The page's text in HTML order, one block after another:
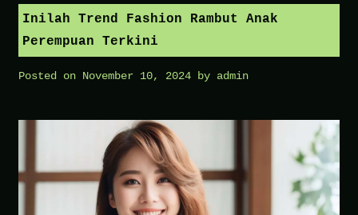
Inilah Trend Fashion Rambut Anak
Perempuan Terkini
Posted on November 10, 2024 by admin